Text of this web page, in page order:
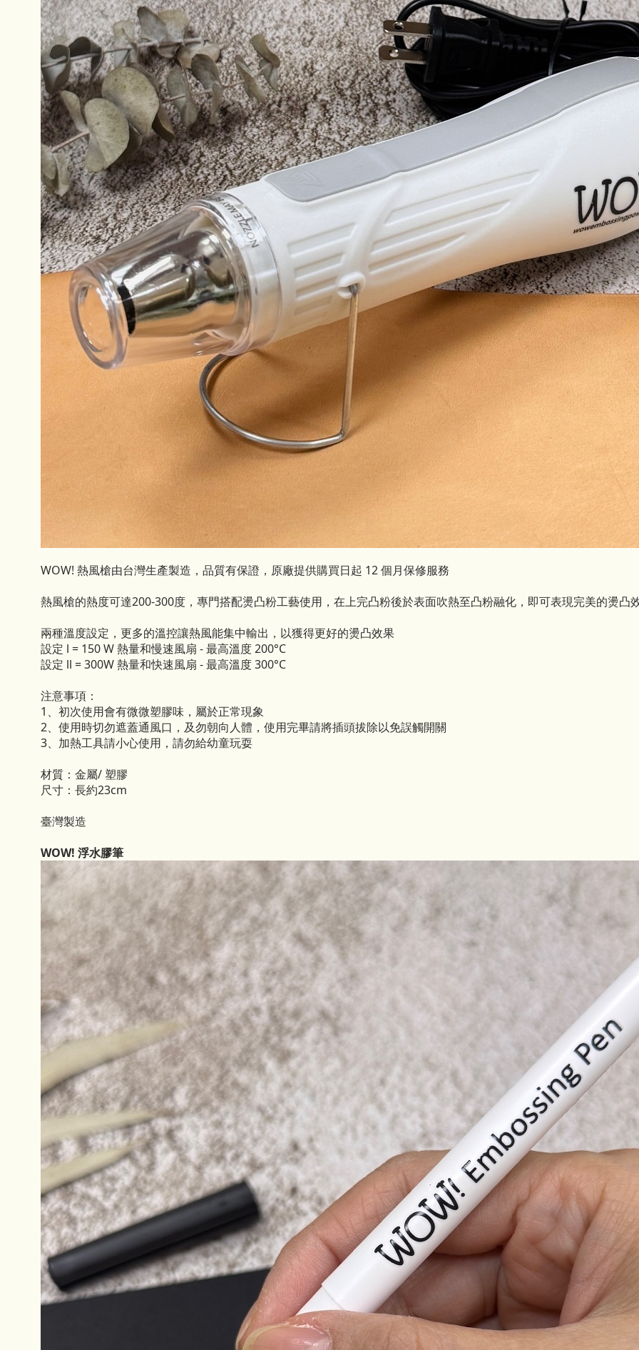
WOW! 熱風槍由台灣生產製造，品質有保證，原廠提供購買日起 12 個月保修服務
熱風槍的熱度可達200-300度，專門搭配燙凸粉工藝使用，在上完凸粉後於表面吹熱至凸粉融化，即可表現完美的燙凸
兩種溫度設定，更多的溫控讓熱風能集中輸出，以獲得更好的燙凸效果
設定 l = 150 W 熱量和慢速風扇 - 最高溫度 200°C
設定 ll = 300W 熱量和快速風扇 - 最高溫度 300°C
注意事項：
1、初次使用會有微微塑膠味，屬於正常現象
2、使用時切勿遮蓋通風口，及勿朝向人體，使用完畢請將插頭拔除以免誤觸開關
3、加熱工具請小心使用，請勿給幼童玩耍
材質：金屬/ 塑膠
尺寸：長約23cm
臺灣製造
WOW! 浮水膠筆